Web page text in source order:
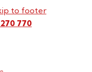
to footer
770